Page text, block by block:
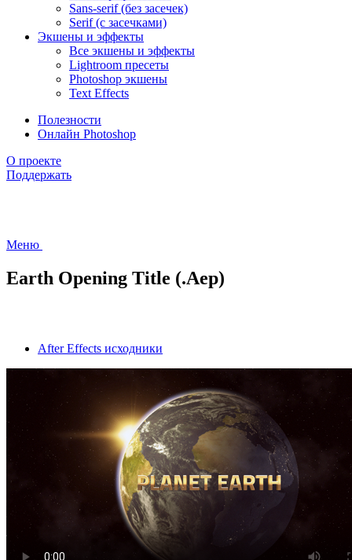
Sans-serif (без засечек)
Serif (с засечками)
Экшены и эффекты
Все экшены и эффекты
Lightroom пресеты
Photoshop экшены
Text Effects
Полезности
Онлайн Photoshop
О проекте
Поддержать
Меню
Earth Opening Title (.Aep)
After Effects исходники